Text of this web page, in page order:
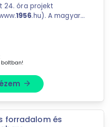
a Depo teljes
24. óra projekt
1956.hu). A magyar
a szabadságot
arrow_forward
forradalom és